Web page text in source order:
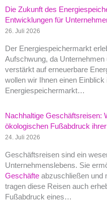
Die Zukunft des
Entwicklungen für
26. Juli 2026
Der Energiespeichermarkt
Aufschwung, da
verstärkt auf erneuerbare
wollen wir Ihnen einen
Energiespeichermarkt…
Nachhaltige Geschäftsreisen:
ökologischen Fußabdruck
24. Juli 2026
Geschäftsreisen sind ein
Unternehmenslebens. Sie
Geschäfte abzuschließen und
tragen diese Reisen auch
Fußabdruck eines…